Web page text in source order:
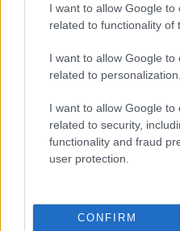
I want to allow Google to
related to functionality of
I want to allow Google to
related to personalization.
I want to allow Google to
related to security,
functionality and fraud
user protection.
CONFIRM
NÉPSZERŰ